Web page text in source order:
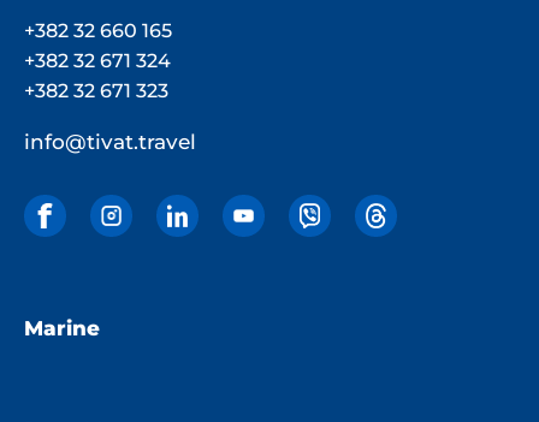
+382 32 660 165
+382 32 671 324
+382 32 671 323
info@tivat.travel
Marine